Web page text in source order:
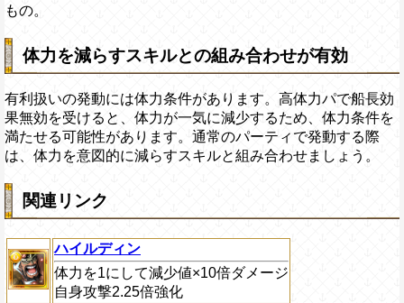
もの。
体力を減らすスキルとの組み合わせが有効
有利扱いの発動には体力条件があります。高体力パで船長効
果無効を受けると、体力が一気に減少するため、体力条件を
満たせる可能性があります。通常のパーティで発動する際
は、体力を意図的に減らすスキルと組み合わせましょう。
関連リンク
ハイルディン
体力を1にして減少値×10倍ダメージ
自身攻撃2.25倍強化